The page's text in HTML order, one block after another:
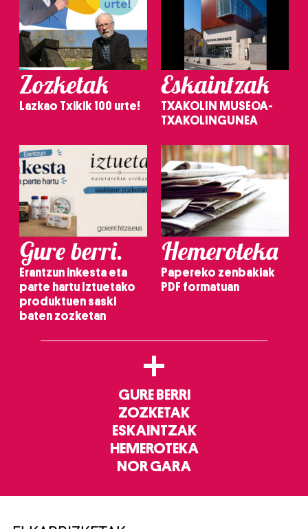
Zozketak
Lazkao Txikik 100 urte!
Eskaintzak
TXAKOLIN MUSEOA-
TXAKOLINGUNEA
Gure berri.
Erantzun inkesta eta
parte hartu Iztuetako
produktuen saski
baten zozketan
Hemeroteka
Papereko zenbakiak
PDF formatuan
+
GURE BERRI
ZOZKETAK
ESKAINTZAK
HEMEROTEKA
NOR GARA